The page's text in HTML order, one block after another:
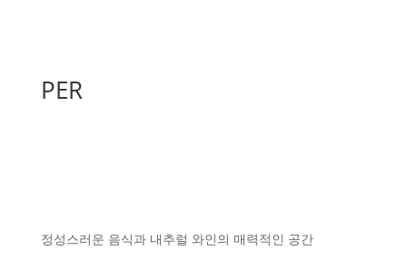
PER
정성스러운 음식과 내추럴 와인의 매력적인 공간